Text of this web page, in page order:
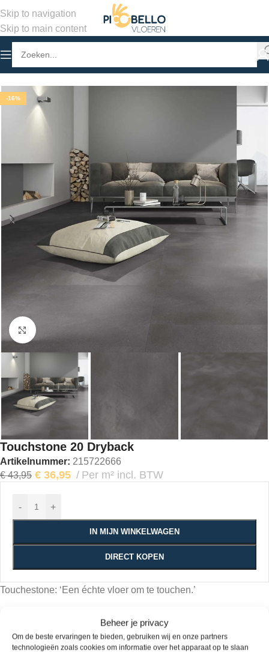
Beheer je privacy
Om de beste ervaringen te bieden, gebruiken wij en onze partners
technologieën zoals cookies om informatie over het apparaat op te slaan
Skip to navigation
Skip to main content
Home/Winkel
-16%
Klik om te vergroten
Touchstone 20 Dryback
Artikelnummer: 215722666
€43,95 € 36,95 Per m² incl. BTW
- +
IN MIJN WINKELWAGEN
DIRECT KOPEN
Touchestone: ‘Een échte vloer om te touchen.’
Ons hart klopt nu eenmaal hard voor vloeren.
En voor de uitstraling die je ermee kunt creëren.